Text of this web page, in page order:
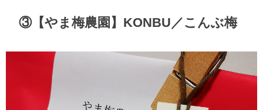
③【やま梅農園】KONBU／こんぶ梅